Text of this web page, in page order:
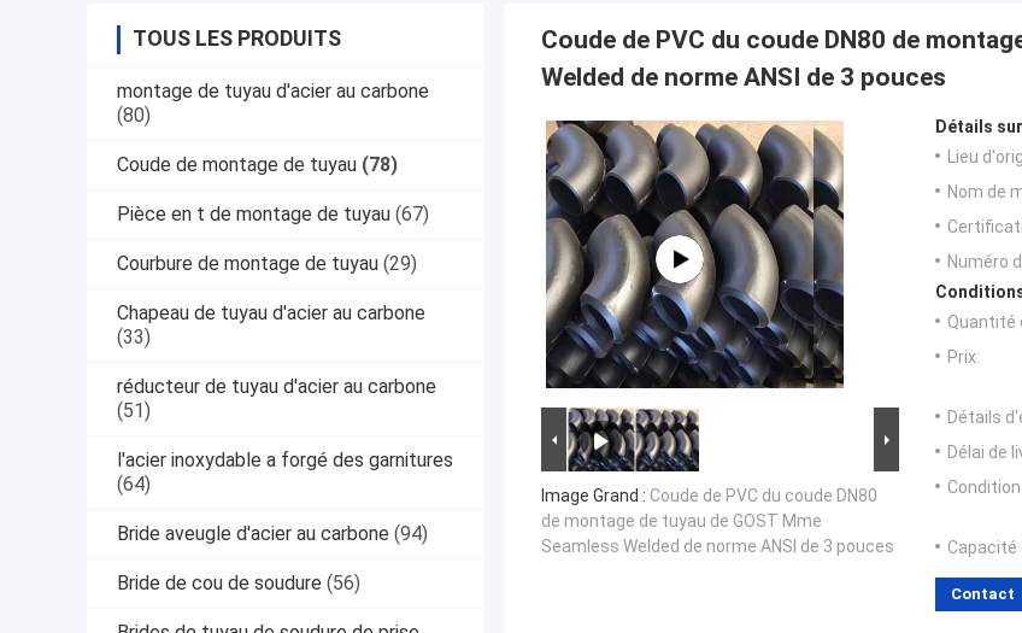
TOUS LES PRODUITS
montage de tuyau d'acier au carbone
(80)
Coude de montage de tuyau (78)
Pièce en t de montage de tuyau (67)
Courbure de montage de tuyau (29)
Chapeau de tuyau d'acier au carbone
(33)
réducteur de tuyau d'acier au carbone
(51)
l'acier inoxydable a forgé des garnitures
(64)
Bride aveugle d'acier au carbone (94)
Bride de cou de soudure (56)
Coude de PVC du coude DN80 de
Welded de norme ANSI de 3 pouces
Image Grand : Coude de PVC du coude DN80
de montage de tuyau de GOST Mme
Seamless Welded de norme ANSI de 3 pouces
Détails
Lieu
Nom de
Numéro
Quantité
Prix:
Détails
Délai de
Capacité
Contact